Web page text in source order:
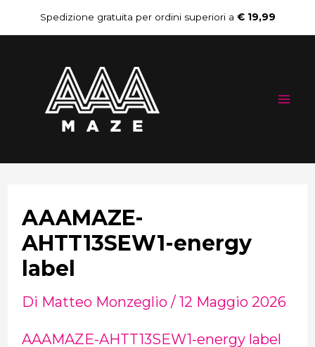
al
contenuto
Spedizione gratuita per ordini superiori a € 19,99
AAAMAZE-
AHTT13SEW1-energy
label
Di Matteo Monzeglio / 12 Maggio 2026
AAAMAZE-AHTT13SEW1-energy label
Navigazione
articoli